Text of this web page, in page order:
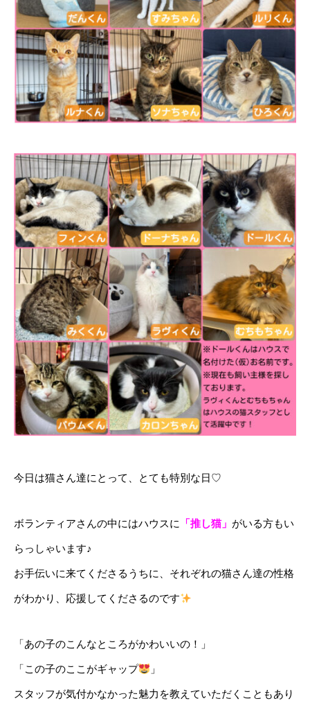
今日は猫さん達にとって、とても特別な日♡
ボランティアさんの中にはハウスに 「推し猫」 がいる方もい
らっしゃいます♪
お手伝いに来てくださるうちに、それぞれの猫さん達の性格
がわかり、応援してくださるのです
「あの子のこんなところがかわいいの！」
「この子のここがギャップ 」
スタッフが気付かなかった魅力を教えていただくこともあり